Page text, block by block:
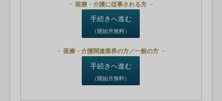
医療・介護に従事される方
手続きへ進む
（開始月無料）
医療・介護関連業界の方／一般の方
手続きへ進む
（開始月無料）